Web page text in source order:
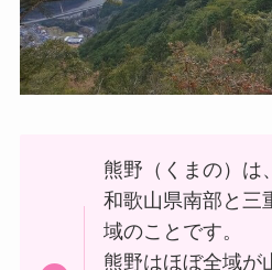
熊野（くまの）は
和歌山県南部と三
域のことです。
熊野はほぼ全域が